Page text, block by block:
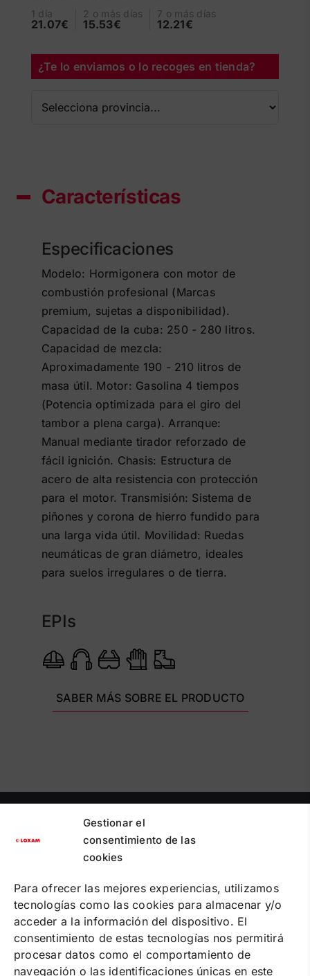
Gestionar el
consentimiento de las
cookies
Para ofrecer las mejores experiencias, utilizamos
tecnologías como las cookies para almacenar y/o
acceder a la información del dispositivo. El
consentimiento de estas tecnologías nos permitirá
procesar datos como el comportamiento de
navegación o las identificaciones únicas en este
1 día
21.07€
2 o más días
15.53€
7 o más días
12.21€
¿Te lo enviamos o lo recoges en tienda?
Características
Especificaciones
Modelo: Hormigonera con motor de
combustión profesional (Marcas
premium, sujetas a disponibilidad).
Capacidad de la cuba: 250 - 280 litros.
Capacidad de mezcla:
Aproximadamente 190 - 210 litros de
masa útil. Motor: Gasolina 4 tiempos
(Potencia optimizada para el giro del
tambor a plena carga). Arranque:
Manual mediante tirador reforzado de
fácil ignición. Chasis: Estructura de
acero de alta resistencia con protección
para el motor. Transmisión: Sistema de
piñones y corona de hierro fundido para
una larga vida útil. Movilidad: Ruedas
neumáticas de gran diámetro, ideales
para suelos irregulares o de tierra.
EPIs
SABER MÁS SOBRE EL PRODUCTO
PUNTOS DE RECOGIDA
PREGUNTAS FRECUENTES
Política de privacidad
Condiciones de contratación online
Condiciones de alquiler
SOLUCIONES
ALQUILER DE MAQUINARIA
FORMACIÓN